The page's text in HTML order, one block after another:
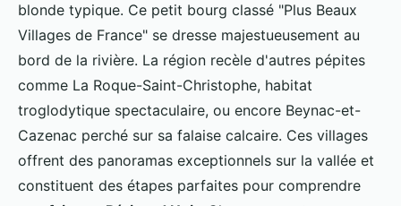
blonde typique. Ce petit bourg classé "Plus Beaux
Villages de France" se dresse majestueusement au
bord de la rivière. La région recèle d'autres pépites
comme La Roque-Saint-Christophe, habitat
troglodytique spectaculaire, ou encore Beynac-et-
Cazenac perché sur sa falaise calcaire. Ces villages
offrent des panoramas exceptionnels sur la vallée et
constituent des étapes parfaites pour comprendre